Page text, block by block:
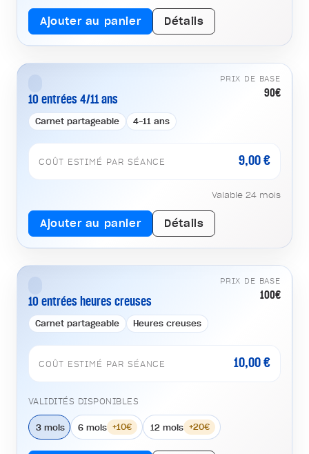
Ajouter au panier Détails
10 entrées 4/11 ans
PRIX DE BASE
90€
Carnet partageable 4-11 ans
COÛT ESTIMÉ PAR SÉANCE 9,00 €
Valable 24 mois
Ajouter au panier Détails
10 entrées heures creuses
PRIX DE BASE
100€
Carnet partageable Heures creuses
COÛT ESTIMÉ PAR SÉANCE 10,00 €
VALIDITÉS DISPONIBLES
3 mois 6 mois +10€ 12 mois +20€